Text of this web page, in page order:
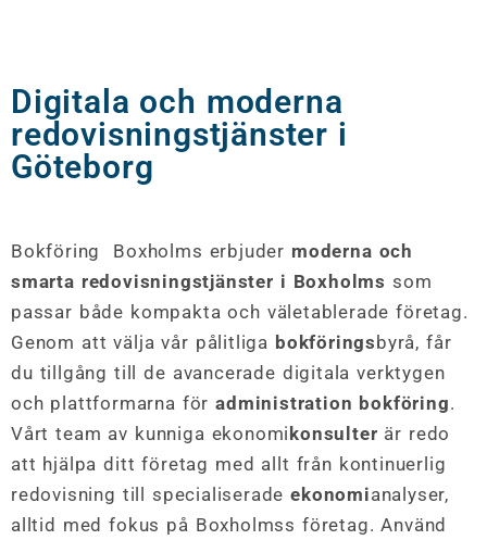
Digitala och moderna
redovisningstjänster i
Göteborg
Bokföring Boxholms erbjuder moderna och
smarta redovisningstjänster i Boxholms som
passar både kompakta och väletablerade företag.
Genom att välja vår pålitliga bokföringsbyrå, får
du tillgång till de avancerade digitala verktygen
och plattformarna föradministration bokföring.
Vårt team av kunniga ekonomikonsulter är redo
att hjälpa ditt företag med allt från kontinuerlig
redovisning till specialiseradeekonomianalyser,
alltid med fokus på Boxholmss företag. Använd